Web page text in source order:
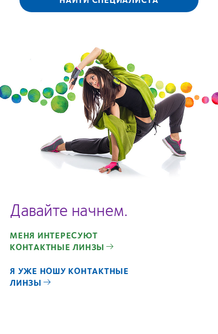
Давайте начнем.
МЕНЯ ИНТЕРЕСУЮТ
КОНТАКТНЫЕ ЛИНЗЫ
Я УЖЕ НОШУ КОНТАКТНЫЕ
ЛИНЗЫ